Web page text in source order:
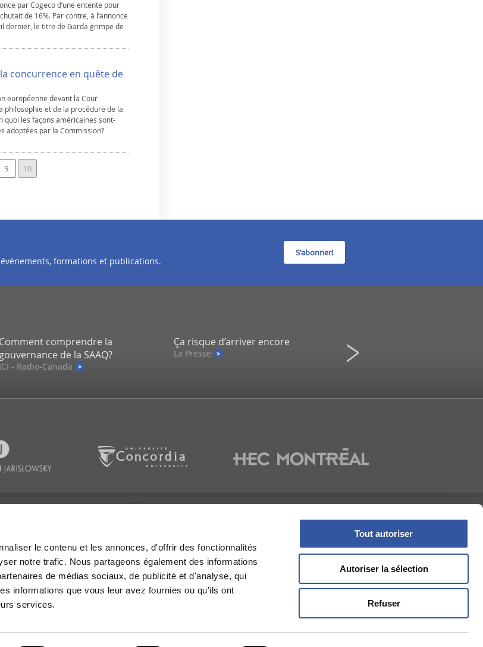
le contenu et les annonces, d'offrir des fonctionnalités
notre trafic. Nous partageons également des informations
de médias sociaux, de publicité et d'analyse, qui
informations que vous leur avez fournies ou qu'ils ont
services.
Tout autoriser
Autoriser la sélection
Refuser
par Cogeco d’une entente pour
de 16%. Par contre, à l’annonce
dernier, le titre de Garda grimpe de
la concurrence en quête de
européenne devant la Cour
philosophie et de la procédure de la
quoi les façons américaines sont-
adoptées par la Commission?
9 10
formations et publications.
S'abonner!
Comment comprendre la
gouvernance de la SAAQ?
ICI - Radio-Canada
Ça risque d’arriver encore
La Presse
Infidélité à un spectacle de
Une démission inévitable ?
IGOPP dans les médias
Mémoires et avis